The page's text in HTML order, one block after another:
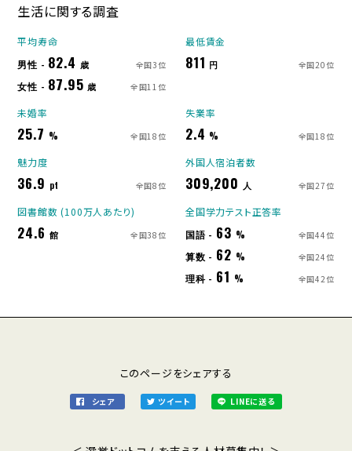
生活に関する調査
平均寿命
男性 - 82.4 歳 全国3位
女性 - 87.95 歳 全国11位
最低賃金
811 円 全国20位
未婚率
25.7 % 全国18位
失業率
2.4 % 全国18位
魅力度
36.9 pt 全国8位
外国人宿泊者数
309,200 人 全国27位
図書館数 (100万人あたり)
24.6 館 全国38位
全国学力テスト正答率
国語 - 63 % 全国44位
算数 - 62 % 全国24位
理科 - 61 % 全国42位
このページをシェアする
シェア ツイート LINEに送る